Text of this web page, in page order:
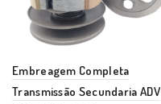
Embreagem Completa
Transmissão Secundaria ADV